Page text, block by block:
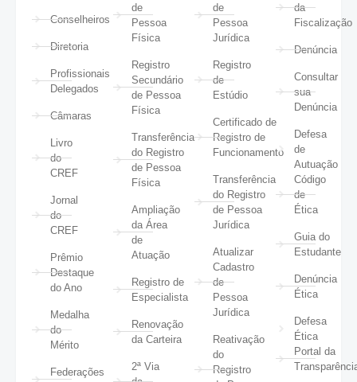
Conselheiros
Diretoria
Profissionais
Delegados
Câmaras
Livro
do
CREF
Jornal
do
CREF
Prêmio
Destaque
do Ano
Medalha
do
Mérito
Federações
de
Pessoa
Física
Registro
Secundário
de Pessoa
Física
Transferência
do Registro
de Pessoa
Física
Ampliação
da Área
de
Atuação
Registro de
Especialista
Renovação
da Carteira
2ª Via
de
Pessoa
Jurídica
Registro
de
Estúdio
Certificado de
Registro de
Funcionamento
Transferência
do Registro
de Pessoa
Jurídica
Atualizar
Cadastro
de
Pessoa
Jurídica
Reativação
do
Registro
da
Fiscalização
Denúncia
Consultar
sua
Denúncia
Defesa
de
Autuação
Código
de
Ética
Guia do
Estudante
Denúncia
Ética
Defesa
Ética
Portal da